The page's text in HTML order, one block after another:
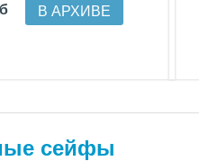
В АРХИВЕ
сейфы